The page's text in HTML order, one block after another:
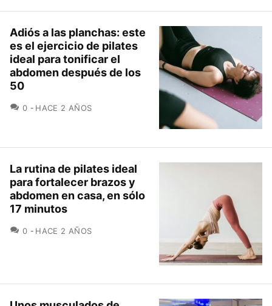
Adiós a las planchas: este
es el ejercicio de pilates
ideal para tonificar el
abdomen después de los
50
0 COMENTARIOS
HACE 2 AÑOS
La rutina de pilates ideal
para fortalecer brazos y
abdomen en casa, en sólo
17 minutos
0 COMENTARIOS
HACE 2 AÑOS